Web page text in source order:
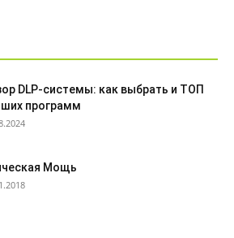
DLP-системы: как выбрать и ТОП
программ
Мощь